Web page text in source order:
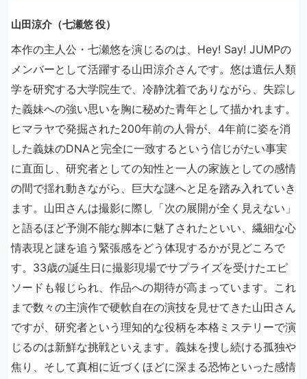
山田涼介（七瀬悠 役）
本作の主人公・七瀬悠を演じるのは、Hey! Say! JUMPの
メンバーとして活躍する山田涼介さんです。悠は遺伝人類
学を研究する大学院生で、冷静沈着でありながら、失踪し
た義妹への強い思いを胸に秘めた青年として描かれます。
ヒマラヤで発掘された200年前の人骨が、4年前に姿を消
した義妹のDNAと完全に一致するという信じがたい事実
に直面し、研究者としての知性と一人の家族としての感情
の間で揺れ動きながら、巨大な謎へと足を踏み入れていき
ます。山田さんは撮影に際し「次の展開が全く見えない」
と語るほど予測不能な脚本に魅了されたといい、繊細な心
情表現と謎を追う緊張感をどう体現するかが見どころで
す。33歳の誕生日に撮影現場でサプライズを受けたエピ
ソードも報じられ、作品への期待が高まっています。これ
まで数々の主演作で硬軟自在の演技を見せてきた山田さん
ですが、研究者という理知的な役柄を本格ミステリーで演
じるのは新鮮な挑戦といえます。義妹を捜し続ける孤独や
焦り、そして真相に近づくほどに深まる恐怖といった感情